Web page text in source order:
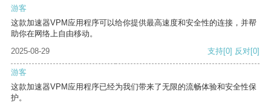
游客
这款加速器VPM应用程序可以给你提供最高速度和安全性的连接，并帮
助你在网络上自由移动。
2025-08-29
支持[0] 反对[0]
游客
这款加速器VPM应用程序已经为我们带来了无限的流畅体验和安全性保
护。